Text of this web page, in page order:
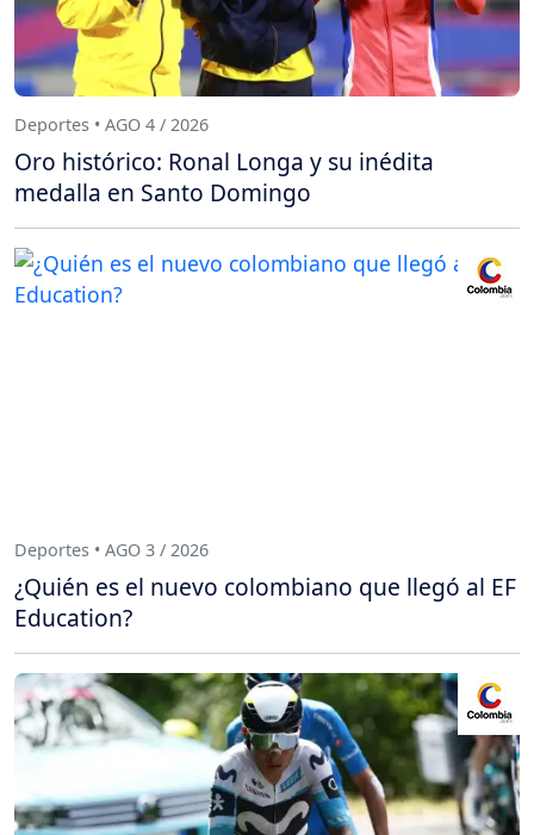
Deportes • AGO 4 / 2026
Oro histórico: Ronal Longa y su inédita
medalla en Santo Domingo
Deportes • AGO 3 / 2026
¿Quién es el nuevo colombiano que llegó al EF
Education?